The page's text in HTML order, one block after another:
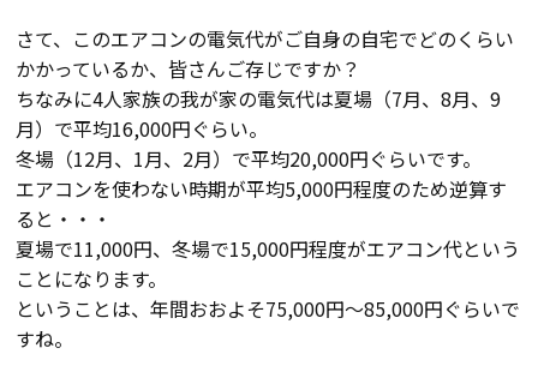
おすすめ分譲地
手間ひまかけた家づくり
KATSUMIの標準仕様 和暮-なごみ-
素材とデザイン
耐震性能+制震性能
さて、このエアコンの電気代がご自身の自宅でどのくらい
かかっているか、皆さんご存じですか？
ちなみに4人家族の我が家の電気代は夏場（7月、8月、9
月）で平均16,000円ぐらい。
冬場（12月、1月、2月）で平均20,000円ぐらいです。
エアコンを使わない時期が平均5,000円程度のため逆算す
ると・・・
夏場で11,000円、冬場で15,000円程度がエアコン代という
ことになります。
ということは、年間おおよそ75,000円～85,000円ぐらいで
すね。